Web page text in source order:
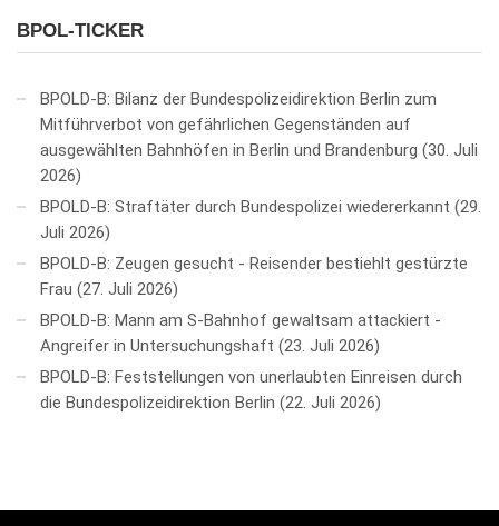
BPOL-TICKER
BPOLD-B: Bilanz der Bundespolizeidirektion Berlin zum
Mitführverbot von gefährlichen Gegenständen auf
ausgewählten Bahnhöfen in Berlin und Brandenburg 30. Juli
2026
BPOLD-B: Straftäter durch Bundespolizei wiedererkannt 29.
Juli 2026
BPOLD-B: Zeugen gesucht - Reisender bestiehlt gestürzte
Frau 27. Juli 2026
BPOLD-B: Mann am S-Bahnhof gewaltsam attackiert -
Angreifer in Untersuchungshaft 23. Juli 2026
BPOLD-B: Feststellungen von unerlaubten Einreisen durch
die Bundespolizeidirektion Berlin 22. Juli 2026